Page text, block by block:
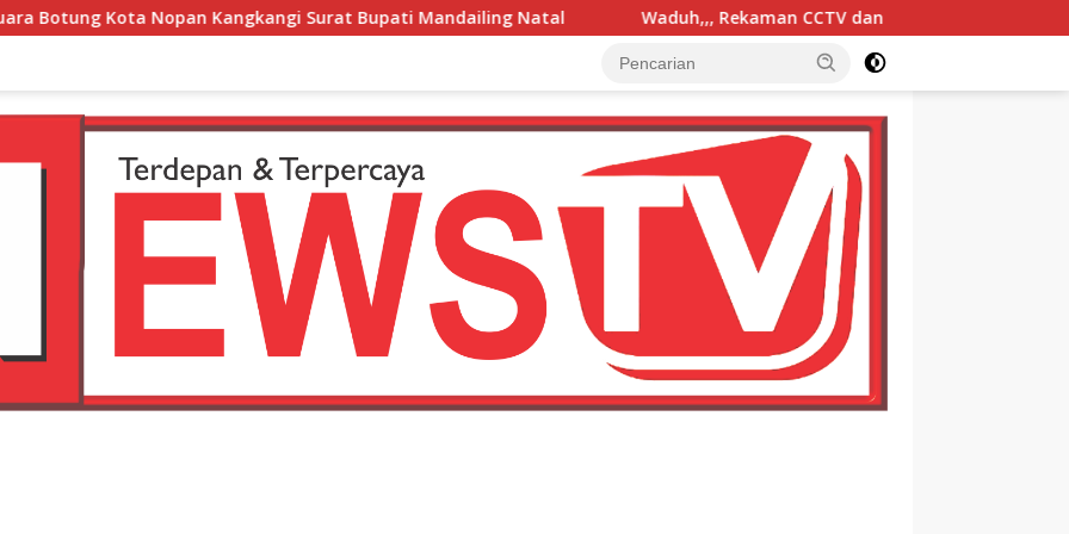
Surat Bupati Mandailing Natal Waduh,,, Rekaman CCTV dan Mutasi Jelas, Kasus Pencurian Kartu ATM